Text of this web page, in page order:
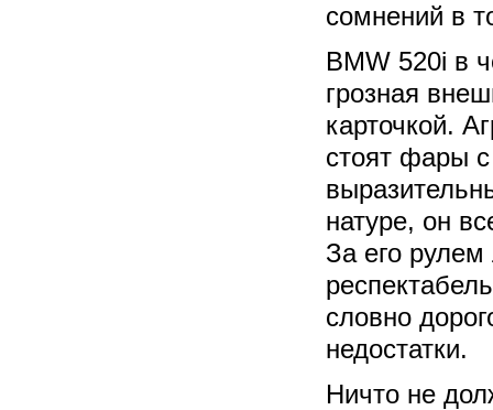
сомнений в
BMW 520i в
грозная
карточкой.
стоят фары
натуре, он
За его
словно
недостатки.
Ничто не